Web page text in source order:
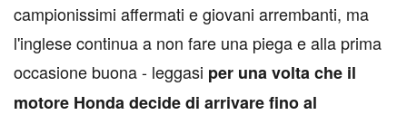
campionissimi affermati e giovani arrembanti, ma
l'inglese continua a non fare una piega e alla prima
occasione buona - leggasi per una volta che il
motore Honda decide di arrivare fino al